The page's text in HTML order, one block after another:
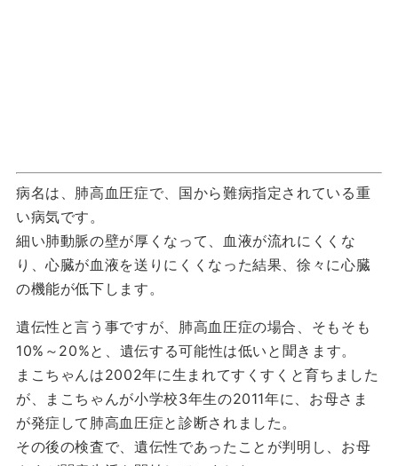
病名は、肺高血圧症で、国から難病指定されている重
い病気です。
細い肺動脈の壁が厚くなって、血液が流れにくくな
り、心臓が血液を送りにくくなった結果、徐々に心臓
の機能が低下します。
遺伝性と言う事ですが、肺高血圧症の場合、そもそも
10%～20%と、遺伝する可能性は低いと聞きます。
まこちゃんは2002年に生まれてすくすくと育ちました
が、まこちゃんが小学校3年生の2011年に、お母さま
が発症して肺高血圧症と診断されました。
その後の検査で、遺伝性であったことが判明し、お母